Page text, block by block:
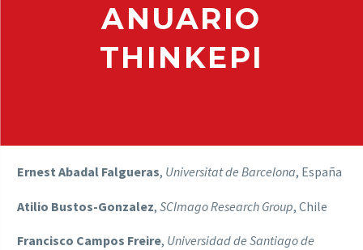
ANUARIO
THINKEPI
Ernest Abadal Falgueras, Universitat de Barcelona, España
Atilio Bustos-Gonzalez, SCImago Research Group, Chile
Francisco Campos Freire, Universidad de Santiago de